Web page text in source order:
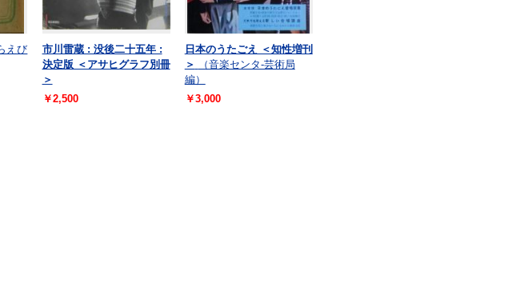
えび
市川雷蔵 : 没後二十五年 :
決定版 ＜アサヒグラフ別冊
＞
￥2,500
日本のうたごえ ＜知性増刊
＞
（音楽センタ-芸術局
編）
￥3,000